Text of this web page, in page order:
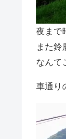
夜まで
また鈴
なんて
車通り